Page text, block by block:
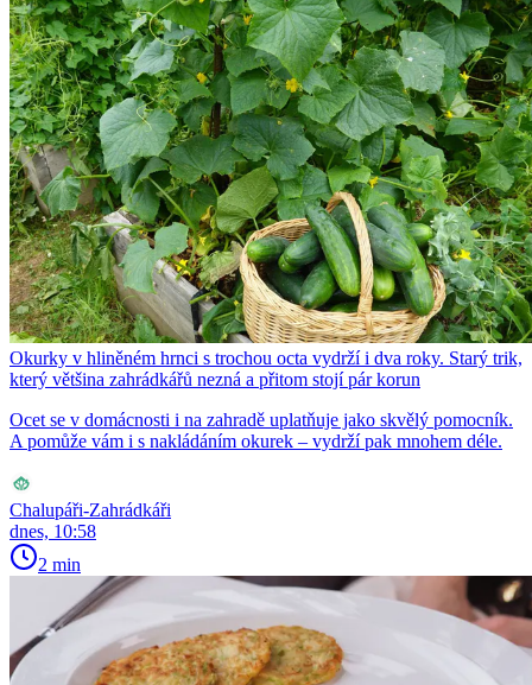
Okurky v hliněném hrnci s trochou octa vydrží i dva roky. Starý trik,
který většina zahrádkářů nezná a přitom stojí pár korun
Ocet se v domácnosti i na zahradě uplatňuje jako skvělý pomocník.
A pomůže vám i s nakládáním okurek – vydrží pak mnohem déle.
Chalupáři-Zahrádkáři
dnes, 10:58
2 min